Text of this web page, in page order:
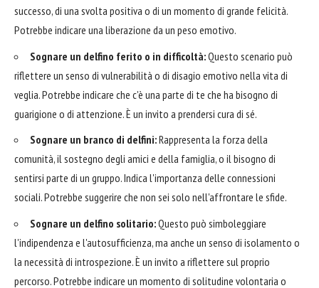
successo, di una svolta positiva o di un momento di grande felicità.
Potrebbe indicare una liberazione da un peso emotivo.
Sognare un delfino ferito o in difficoltà:Questo scenario può
riflettere un senso di vulnerabilità o di disagio emotivo nella vita di
veglia. Potrebbe indicare che c'è una parte di te che ha bisogno di
guarigione o di attenzione. È un invito a prendersi cura di sé.
Sognare un branco di delfini:Rappresenta la forza della
comunità, il sostegno degli amici e della famiglia, o il bisogno di
sentirsi parte di un gruppo. Indica l'importanza delle connessioni
sociali. Potrebbe suggerire che non sei solo nell'affrontare le sfide.
Sognare un delfino solitario:Questo può simboleggiare
l'indipendenza e l'autosufficienza, ma anche un senso di isolamento o
la necessità di introspezione. È un invito a riflettere sul proprio
percorso. Potrebbe indicare un momento di solitudine volontaria o